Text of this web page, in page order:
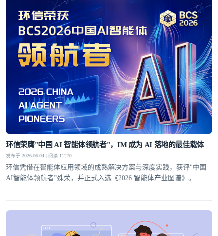
环信荣膺"中国 AI 智能体领航者"，IM 成为 AI 落地的最佳载体
发布于 2026-06-04 | 阅读 11270
环信凭借在智能体应用领域的成熟解决方案与深度实践，获评"中国
AI智能体领航者"殊荣，并正式入选《2026 智能体产业图谱》。